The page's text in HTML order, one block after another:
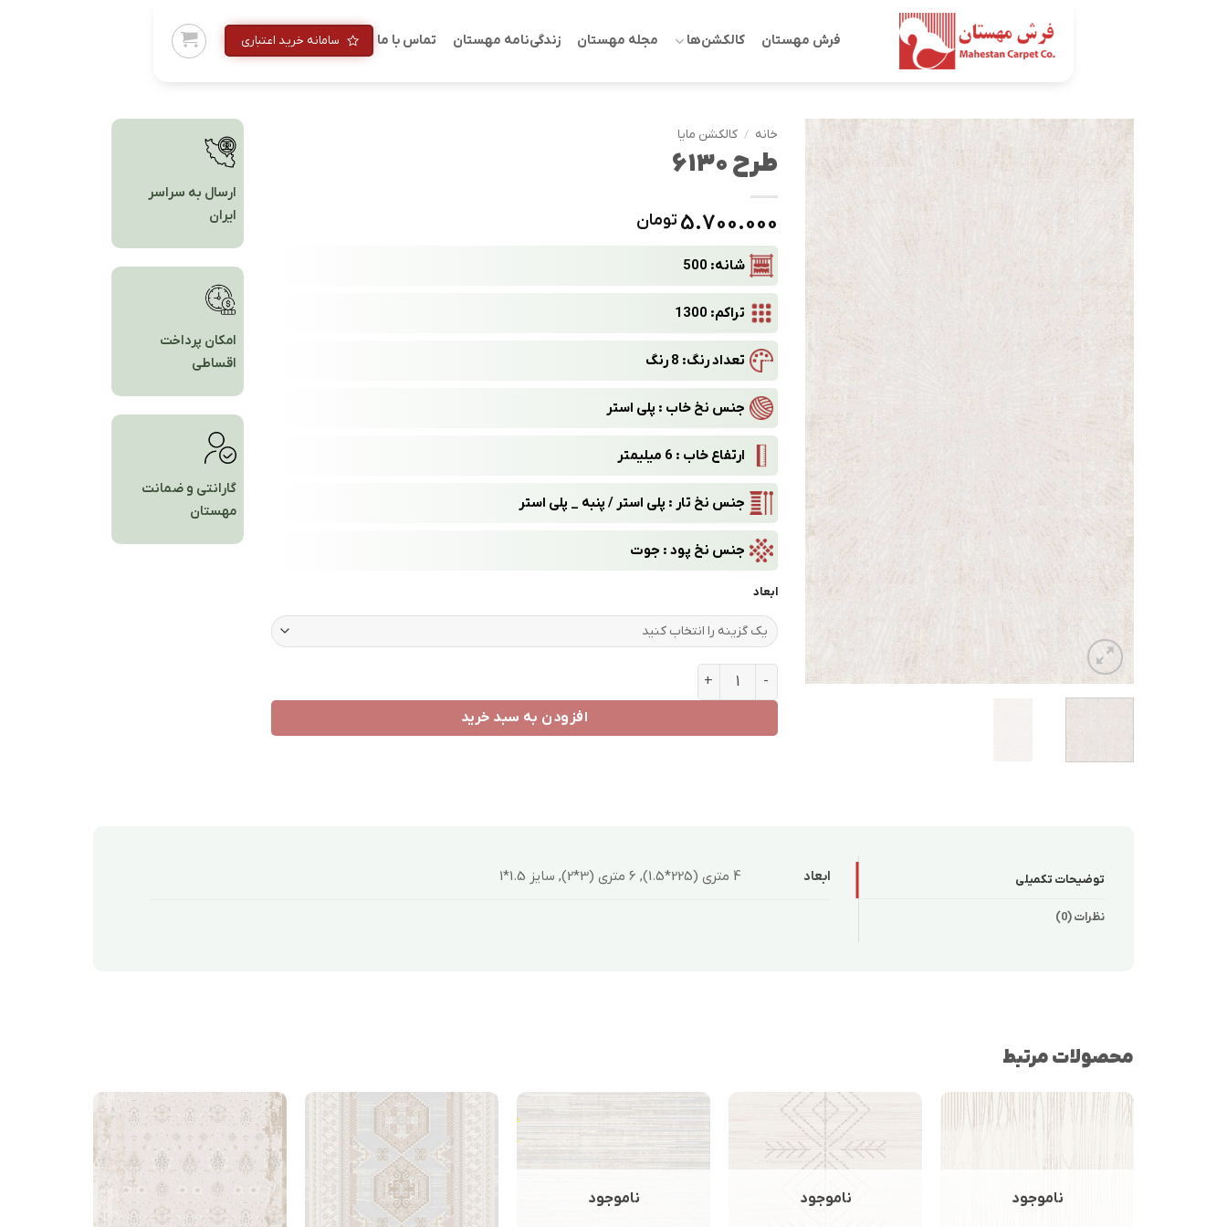
فرش مهستان کالکشن‌ها مجله مهستان زندگی‌نامه مهستان تماس با ما سامانه خرید اعتباری
خانه / کالکشن مایا
طرح 6130
5.700.000 تومان
شانه: 500
تراکم: 1300
تعداد رنگ: 8 رنگ
جنس نخ خاب : پلی استر
ارتفاع خاب : 6 میلیمتر
جنس نخ تار : پلی استر / پنبه _ پلی استر
جنس نخ پود : جوت
ابعاد
افزودن به سبد خرید
ارسال به سراسر
ایران
امکان پرداخت
اقساطی
گارانتی و ضمانت
مهستان
توضیحات تکمیلی
نظرات (0)
ابعاد 4 متری (225*1.5), 6 متری (3*2), سایز 1.5*1
محصولات مرتبط
ناموجود ناموجود ناموجود